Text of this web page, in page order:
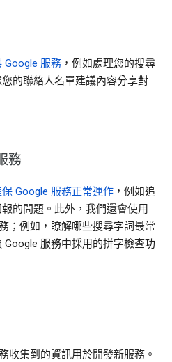
Google 服務 ，例如處理您的搜尋
的聯絡人名單建議內容分享對
務
Google 服務正常運作 ，例如追
的問題。此外，我們還會使用
；例如，瞭解哪些搜尋字詞最常
服務中採用的拼字檢查功
收集到的資訊用於開發新服務。